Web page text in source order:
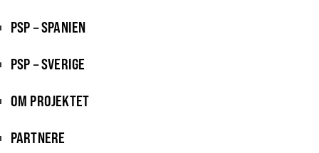
PSP – SPANIEN
PSP – SVERIGE
OM PROJEKTET
PARTNERE